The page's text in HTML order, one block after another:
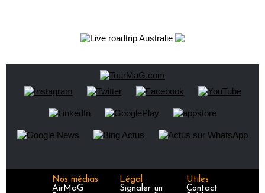
Nos médias
AirMaG
Légal
Signaler un
Utiles
Contact